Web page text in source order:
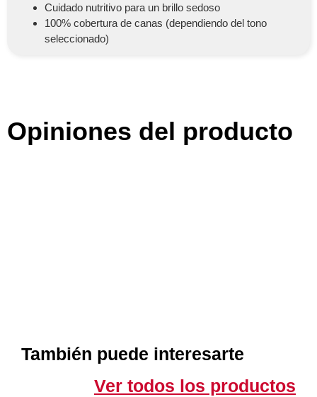
Cuidado nutritivo para un brillo sedoso
100% cobertura de canas (dependiendo del tono
seleccionado)
Opiniones del producto
También puede interesarte
Ver todos los productos